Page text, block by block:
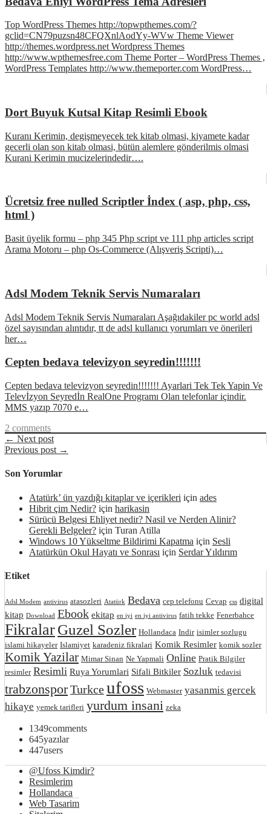
Top WordPress Themes http://topwpthemes.com/?
gclid=CN79puzsn48CFQXnlAodYy-WVw Theme Viewer
http://themes.wordpress.net Wordpress Themes
http://www.wpthemesfree.com Theme Porter – WordPress Themes ,
WordPress Templates http://www.themeporter.com WordPress…
Dort Buyuk Kutsal Kitap Resimli Ebook
Kuranı Kerimin, degişmeyecek tek kitab olmasi, kiyamete kadar
gecerli olan son kitab olmasi, bütün alemlere gönderilmis olmasi
Kurani Kerimin mucizelerindedir….
Ücretsiz free nulled Scriptler İndex ( asp, php, css,
html )
Basit üyelik formu – php 345 Php script ve 111 php articles script
Arama Motoru – php Os-Commerce (Alışveriş Scripti)…
Adsl Modem Teknik Servis Numaraları
Adsl Modem Teknik Servis Numaraları Aşağıdakiler pc world adsl
özel sayısından alıntıdır, tt de adsl kullanıcı yorumları ve önerileri
her…
Cepten bedava televizyon seyredin!!!!!!!
Cepten bedava televizyon seyredin!!!!!!! Ayarlari Tek Tek Yapin Ve
Televİzyon Seyredİn RealOne Programı Olan telefonlar içindir.
MMS yazıp 7070 e…
2 comments
← Next post
Previous post →
Son Yorumlar
Atatürk’ ün yazdığı kitaplar ve içerikleri için ades
Hibrit çim Nedir? için harikasin
Sürücü Belgesi Ehliyet nedir? Nasil ve Nerden Alinir?
Gerekli Belgeler? için Turan Atilla
Windows 10 Yükseltme Bildirimi Kapatma için Sesli
Atatürkün Okul Hayatı ve Sonrası için Serdar Yıldırım
Etiket
Adsl Modem antivirus atasozleri Atatürk Bedava cep telefonu Cevap css digital
kitap Download Ebook ekitap en iyi en iyi antivirus fatih tekke Fenerbahce
FikralarGuzel Sozler Hollandaca Indir isimler sozlugu
islami hikayeler Islamiyet karadeniz fikralari Komik Resimler komik sozler
Komik Yazilar Mimar Sinan Ne Yapmali Online Pratik Bilgiler
resimler Resimli Ruya Yorumlari Sifali Bitkiler Sozluk tedavisi
trabzonsporTurkceufoss Webmaster yasanmis gercek
hikaye yemek tarifleri yurdum insani zeka
1349comments
645yazılar
447users
@Ufoss Kimdir?
Resimlerim
Hollandaca
Web Tasarim